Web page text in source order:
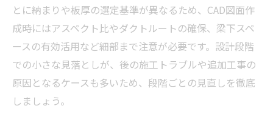
とに納まりや板厚の選定基準が異なるため、CAD図面作
成時にはアスペクト比やダクトルートの確保、梁下スペ
ースの有効活用など細部まで注意が必要です。設計段階
での小さな見落としが、後の施工トラブルや追加工事の
原因となるケースも多いため、段階ごとの見直しを徹底
しましょう。